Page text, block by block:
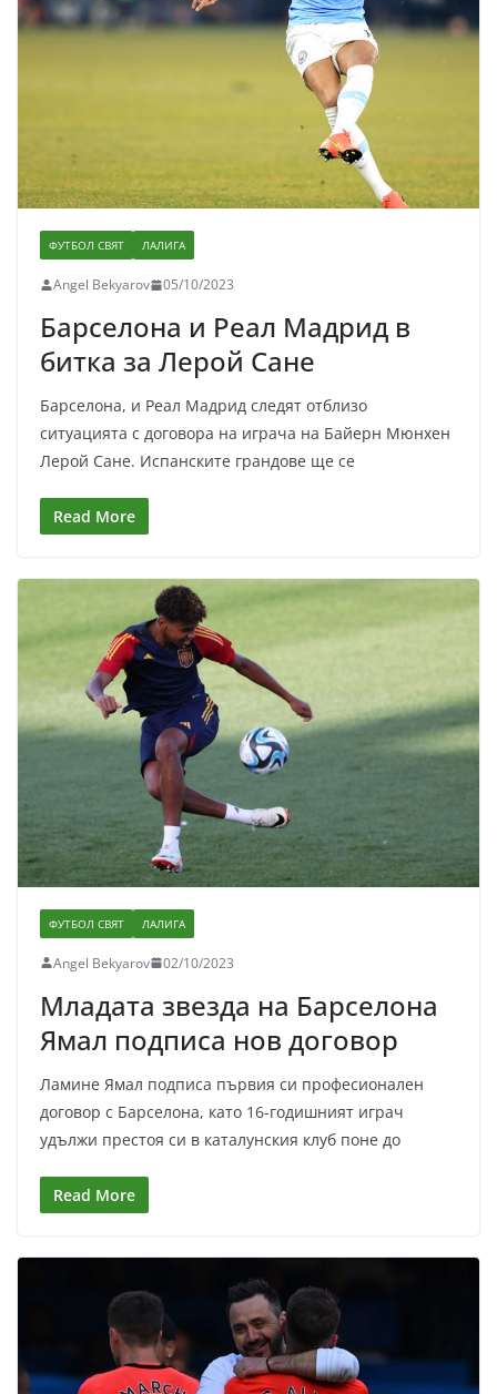
ФУТБОЛ СВЯТ ЛАЛИГА
Angel Bekyarov 05/10/2023
Барселона и Реал Мадрид в
битка за Лерой Сане
Барселона, и Реал Мадрид следят отблизо
ситуацията с договора на играча на Байерн Мюнхен
Лерой Сане. Испанските грандове ще се
Read More
ФУТБОЛ СВЯТ ЛАЛИГА
Angel Bekyarov 02/10/2023
Младата звезда на Барселона
Ямал подписа нов договор
Ламине Ямал подписа първия си професионален
договор с Барселона, като 16-годишният играч
удължи престоя си в каталунския клуб поне до
Read More